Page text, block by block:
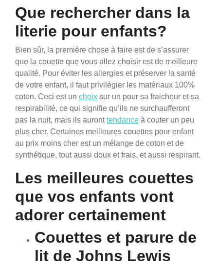
Que rechercher dans la
literie pour enfants?
Bien sûr, la première chose à faire est de s’assurer
que la couette que vous allez choisir est de meilleure
qualité. Pour éviter les allergies et préserver la santé
de votre enfant, il faut privilégier les matériaux 100%
coton. Ceci est un choix sur un pour sa fraicheur et sa
respirabilité, ce qui signifie qu’ils ne surchaufferont
pas la nuit, mais ils auronttendance à couter un peu
plus cher. Certaines meilleures couettes pour enfant
au prix moins cher est un mélange de coton et de
synthétique, tout aussi doux et frais, et aussi respirant.
Les meilleures couettes
que vos enfants vont
adorer certainement
Couettes et parure de
lit de Johns Lewis